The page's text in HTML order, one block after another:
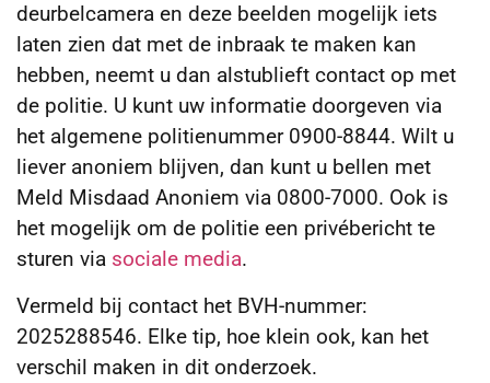
deurbelcamera en deze beelden mogelijk iets
laten zien dat met de inbraak te maken kan
hebben, neemt u dan alstublieft contact op met
de politie. U kunt uw informatie doorgeven via
het algemene politienummer 0900-8844. Wilt u
liever anoniem blijven, dan kunt u bellen met
Meld Misdaad Anoniem via 0800-7000. Ook is
het mogelijk om de politie een privébericht te
sturen via sociale media.
Vermeld bij contact het BVH-nummer:
2025288546. Elke tip, hoe klein ook, kan het
verschil maken in dit onderzoek.